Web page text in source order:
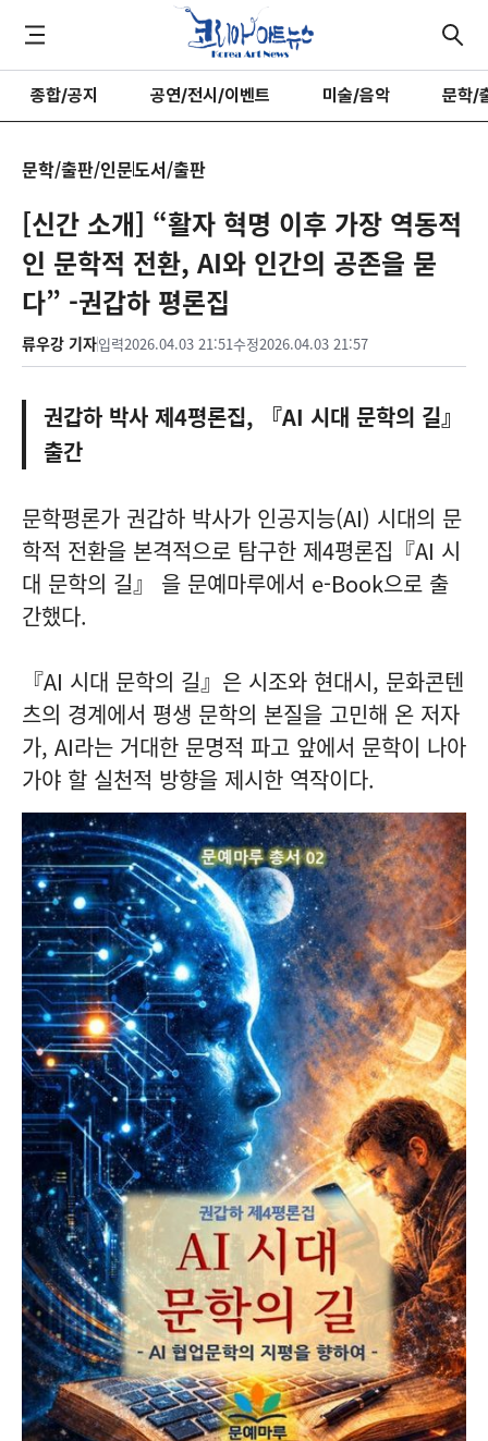
종합/공지 공연/전시/이벤트 미술/음악 문학/
문학/출판/인문도서/출판
[신간 소개] “활자 혁명 이후 가장 역동적
인 문학적 전환, AI와 인간의 공존을 묻
다” -권갑하 평론집
류우강 기자입력2026.04.03 21:51수정2026.04.03 21:57
권갑하 박사 제4평론집, 『AI 시대 문학의 길』
출간
문학평론가 권갑하 박사가 인공지능(AI) 시대의 문
학적 전환을 본격적으로 탐구한 제4평론집『AI 시
대 문학의 길』 을 문예마루에서 e-Book으로 출
간했다.
『AI 시대 문학의 길』은 시조와 현대시, 문화콘텐
츠의 경계에서 평생 문학의 본질을 고민해 온 저자
가, AI라는 거대한 문명적 파고 앞에서 문학이 나아
가야 할 실천적 방향을 제시한 역작이다.